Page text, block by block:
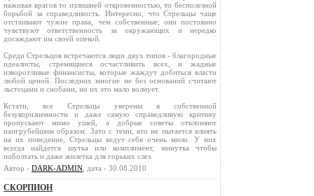
наживая врагов то излишней откровенностью, то бесполезной
борьбой за справедливость. Интересно, что Стрельцы чаще
отстаивают чужие права, чем собственные; они постоянно
чувствуют ответственность за окружающих и нередко
досаждают им своей опекой.
Среди Стрельцов встречаются люди двух типов - благородные
идеалисты, стремящиеся осчастливить всех, и жадные
изворотливые финансисты, которые жаждут добиться власти
любой ценой. Последних многие не без оснований считают
льстецами и снобами, но их это мало волнует.
Кстати, все Стрельцы уверены в собственной
безукоризненности и даже самую справедливую критику
пропускают мимо ушей, а добрые советы отклоняют
наигрубейшим образом. Зато с теми, кто не пытается влиять
на их поведение, Стрельцы ведут себя очень мило. У них
всегда найдется шутка или комплимент, минутка чтобы
поболтать и даже жилетка для горьких слез.
Автор - DARK-ADMIN , дата - 30.08.2010
СКОРПИОН